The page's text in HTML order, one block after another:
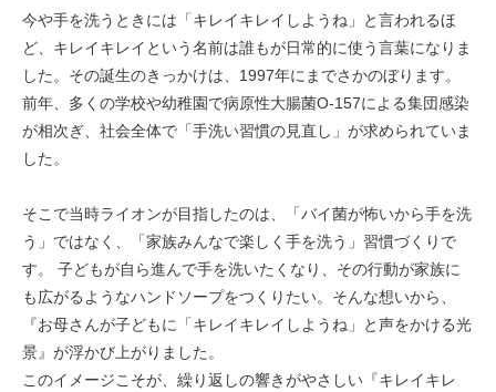
今や手を洗うときには「キレイキレイしようね」と言われるほ
ど、キレイキレイという名前は誰もが日常的に使う言葉になりま
した。その誕生のきっかけは、1997年にまでさかのぼります。
前年、多くの学校や幼稚園で病原性大腸菌O-157による集団感染
が相次ぎ、社会全体で「手洗い習慣の見直し」が求められていま
した。
そこで当時ライオンが目指したのは、「バイ菌が怖いから手を洗
う」ではなく、「家族みんなで楽しく手を洗う」習慣づくりで
す。 子どもが自ら進んで手を洗いたくなり、その行動が家族に
も広がるようなハンドソープをつくりたい。そんな想いから、
『お母さんが子どもに「キレイキレイしようね」と声をかける光
景』が浮かび上がりました。
このイメージこそが、繰り返しの響きがやさしい『キレイキレ